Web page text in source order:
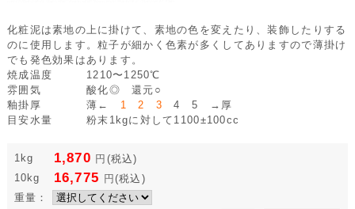
化粧泥は素地の上に掛けて、素地の色を変えたり、装飾したりする
のに使用します。粒子が細かく色素が多くしてありますので薄掛け
でも発色効果はあります。
焼成温度
1210〜1250℃
雰囲気
酸化◎ 還元○
釉掛厚
薄← 1 2 3 4 5 →厚
目安水量
粉末1kgに対して1100±100cc
1kg 1,870 円 (税込)
10kg
16,775 円 (税込)
重量：